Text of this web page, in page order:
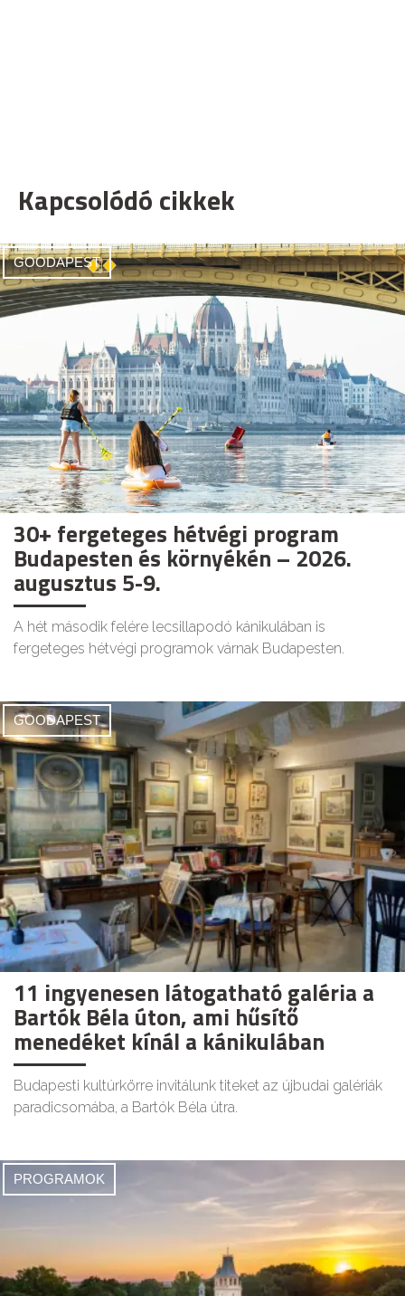
Kapcsolódó cikkek
GOODAPEST
30+ fergeteges hétvégi program
Budapesten és környékén – 2026.
augusztus 5-9.
A hét második felére lecsillapodó kánikulában is
fergeteges hétvégi programok várnak Budapesten.
GOODAPEST
11 ingyenesen látogatható galéria a
Bartók Béla úton, ami hűsítő
menedéket kínál a kánikulában
Budapesti kultúrkörre invitálunk titeket az újbudai galériák
paradicsomába, a Bartók Béla útra.
PROGRAMOK